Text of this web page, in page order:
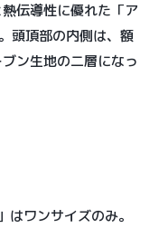
伝導性に優れた「ア
頭頂部の内側は、額
ン生地の二層になっ
はワンサイズのみ。